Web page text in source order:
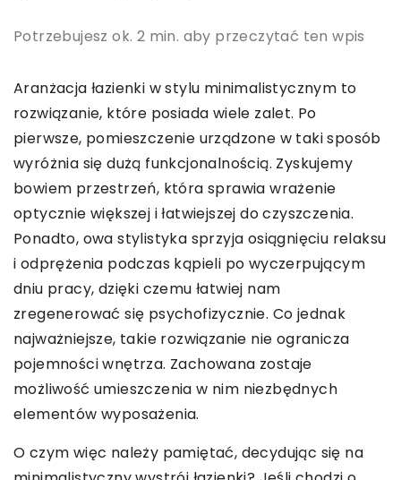
Potrzebujesz ok. 2 min. aby przeczytać ten wpis
Aranżacja łazienki w stylu minimalistycznym to
rozwiązanie, które posiada wiele zalet. Po
pierwsze, pomieszczenie urządzone w taki sposób
wyróżnia się dużą funkcjonalnością. Zyskujemy
bowiem przestrzeń, która sprawia wrażenie
optycznie większej i łatwiejszej do czyszczenia.
Ponadto, owa stylistyka sprzyja osiągnięciu relaksu
i odprężenia podczas kąpieli po wyczerpującym
dniu pracy, dzięki czemu łatwiej nam
zregenerować się psychofizycznie. Co jednak
najważniejsze, takie rozwiązanie nie ogranicza
pojemności wnętrza. Zachowana zostaje
możliwość umieszczenia w nim niezbędnych
elementów wyposażenia.
O czym więc należy pamiętać, decydując się na